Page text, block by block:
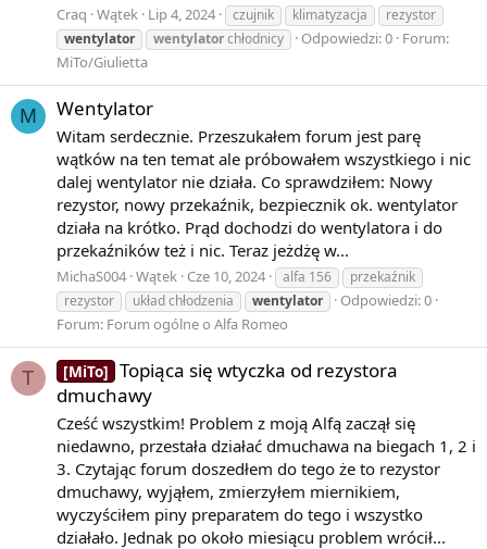
Craq Wątek Lip 4, 2024 czujnik klimatyzacja
rezystor
wentylator
wentylatorchłodnicy Odpowiedzi: 0 Forum:
MiTo/Giulietta
M Wentylator
Witam serdecznie. Przeszukałem forum jest parę
wątków na ten temat ale próbowałem wszystkiego i nic
dalej wentylator nie działa. Co sprawdziłem: Nowy
rezystor, nowy przekaźnik, bezpiecznik ok. wentylator
działa na krótko. Prąd dochodzi do wentylatora i do
przekaźników też i nic. Teraz jeżdżę w...
MichaS004 Wątek Cze 10, 2024 alfa 156
przekaźnik
rezystor
układ chłodzenia wentylator
Odpowiedzi: 0
Forum: Forum ogólne o Alfa Romeo
T [MiTo] Topiąca się wtyczka od rezystora
dmuchawy
Cześć wszystkim! Problem z moją Alfą zaczął się
niedawno, przestała działać dmuchawa na biegach 1, 2 i
3. Czytając forum doszedłem do tego że to rezystor
dmuchawy, wyjąłem, zmierzyłem miernikiem,
wyczyściłem piny preparatem do tego i wszystko
działało. Jednak po około miesiącu problem wrócił...